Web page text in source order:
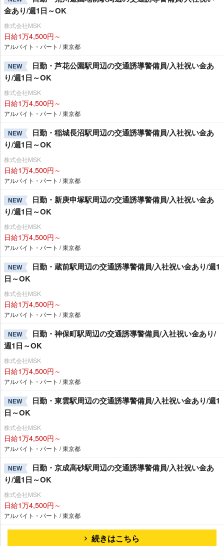
金あり/週1日～OK
株式会社MSK
日給1万4,500円～
アルバイト・パート / 東京都
NEW
日勤・芦花公園駅周辺の交通誘導警備員/入社祝い金あ
り/週1日～OK
株式会社MSK
日給1万4,500円～
アルバイト・パート / 東京都
NEW
日勤・稲城長沼駅周辺の交通誘導警備員/入社祝い金あ
り/週1日～OK
株式会社MSK
日給1万4,500円～
アルバイト・パート / 東京都
NEW
日勤・新庚申塚駅周辺の交通誘導警備員/入社祝い金あ
り/週1日～OK
株式会社MSK
日給1万4,500円～
アルバイト・パート / 東京都
NEW
日勤・蔵前駅周辺の交通誘導警備員/入社祝い金あり/週1
日～OK
株式会社MSK
日給1万4,500円～
アルバイト・パート / 東京都
NEW
日勤・神保町駅周辺の交通誘導警備員/入社祝い金あり/
週1日～OK
株式会社MSK
日給1万4,500円～
アルバイト・パート / 東京都
NEW
日勤・東雲駅周辺の交通誘導警備員/入社祝い金あり/週1
日～OK
株式会社MSK
日給1万4,500円～
アルバイト・パート / 東京都
NEW
日勤・京成高砂駅周辺の交通誘導警備員/入社祝い金あ
り/週1日～OK
株式会社MSK
日給1万4,500円～
アルバイト・パート / 東京都
続きはこちら